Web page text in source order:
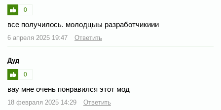
0
все получилось. молодцыы разработчикиии
6 апреля 2025 19:47 Ответить
Дуд
0
вау мне очень понравился этот мод
18 февраля 2025 14:29 Ответить